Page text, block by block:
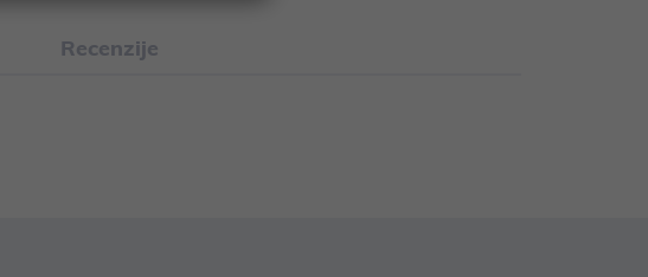
Recenzije